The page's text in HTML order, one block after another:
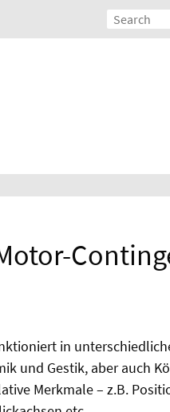
in
und Gestik, aber auch
Merkmale – z.B.